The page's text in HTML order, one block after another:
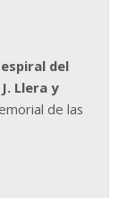
espiral del
Llera y
de las